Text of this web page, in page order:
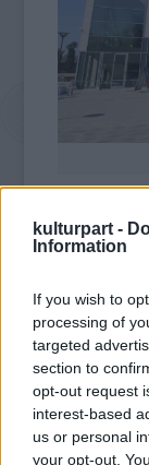
kulturpart -
Information
If you wish to
processing of
targeted
section to
opt-out request
interest-based
us or personal
your opt-out.
Az eltűnt
nagyon
értékük
jelezte az
Az